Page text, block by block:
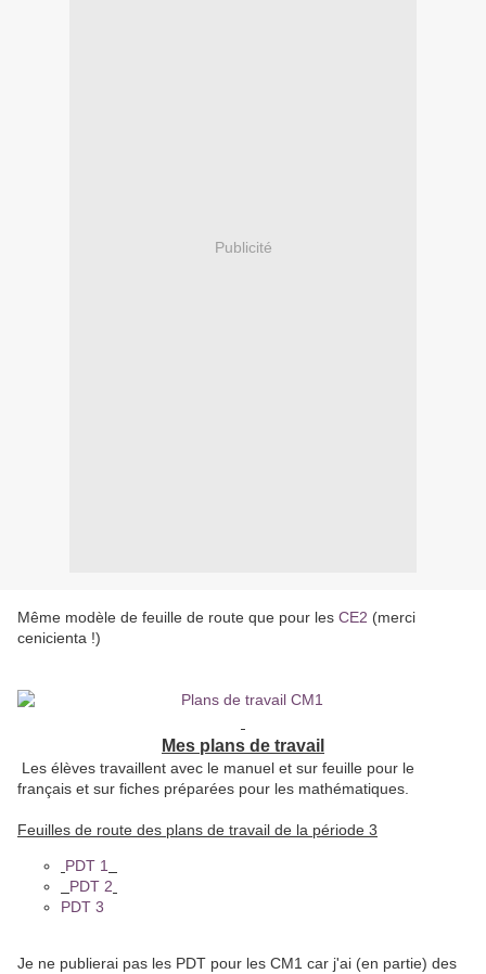
Publicité
Même modèle de feuille de route que pour les CE2 (merci
cenicienta !)
Mes plans de travail
Les élèves travaillent avec le manuel et sur feuille pour le
français et sur fiches préparées pour les mathématiques.
Feuilles de route des plans de travail de la période 3
PDT 1
PDT 2
PDT 3
Je ne publierai pas les PDT pour les CM1 car j'ai (en partie) des